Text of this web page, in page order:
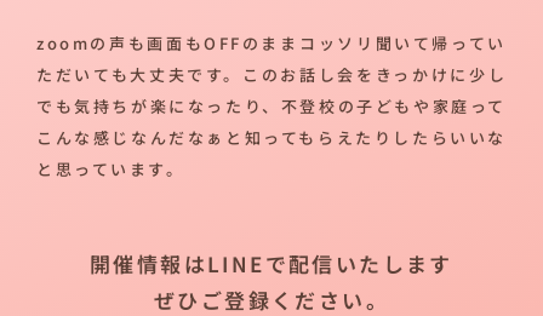
zoomの声も画面もOFFのままコッソリ聞いて帰ってい
ただいても大丈夫です。このお話し会をきっかけに少し
でも気持ちが楽になったり、不登校の子どもや家庭って
こんな感じなんだなぁと知ってもらえたりしたらいいな
と思っています。
開催情報はLINEで配信いたします
ぜひご登録ください。